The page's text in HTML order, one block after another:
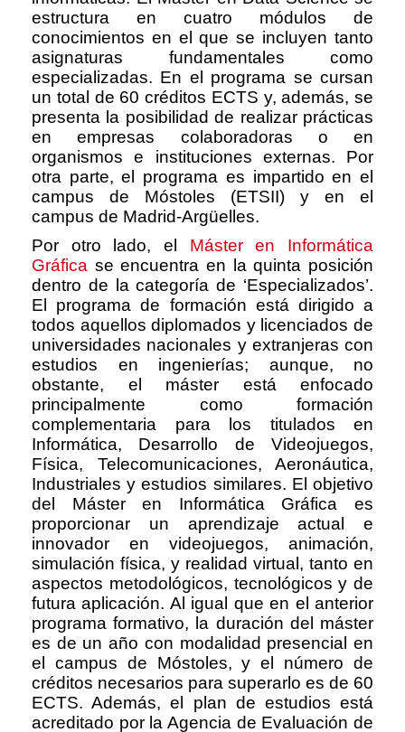
estructura en cuatro módulos de
conocimientos en el que se incluyen tanto
asignaturas fundamentales como
especializadas. En el programa se cursan
un total de 60 créditos ECTS y, además, se
presenta la posibilidad de realizar prácticas
en empresas colaboradoras o en
organismos e instituciones externas. Por
otra parte, el programa es impartido en el
campus de Móstoles (ETSII) y en el
campus de Madrid-Argüelles.
Por otro lado, el Máster en Informática
Gráfica se encuentra en la quinta posición
dentro de la categoría de ‘Especializados’.
El programa de formación está dirigido a
todos aquellos diplomados y licenciados de
universidades nacionales y extranjeras con
estudios en ingenierías; aunque, no
obstante, el máster está enfocado
principalmente como formación
complementaria para los titulados en
Informática, Desarrollo de Videojuegos,
Física, Telecomunicaciones, Aeronáutica,
Industriales y estudios similares. El objetivo
del Máster en Informática Gráfica es
proporcionar un aprendizaje actual e
innovador en videojuegos, animación,
simulación física, y realidad virtual, tanto en
aspectos metodológicos, tecnológicos y de
futura aplicación. Al igual que en el anterior
programa formativo, la duración del máster
es de un año con modalidad presencial en
el campus de Móstoles, y el número de
créditos necesarios para superarlo es de 60
ECTS. Además, el plan de estudios está
acreditado por la Agencia de Evaluación de